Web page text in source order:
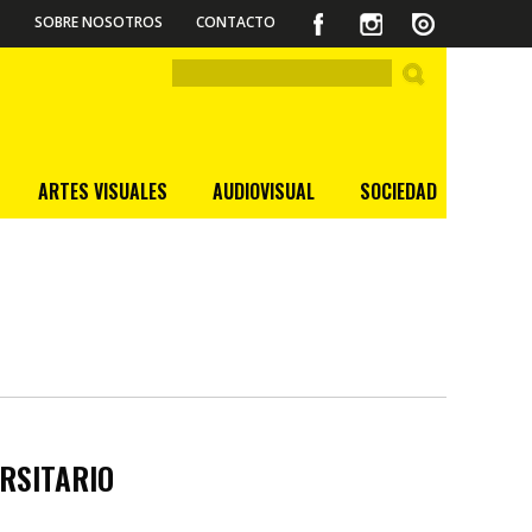
SOBRE NOSOTROS CONTACTO
ARTES VISUALES AUDIOVISUAL SOCIEDAD